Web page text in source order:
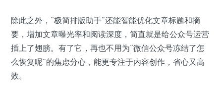
除此之外，“极简排版助手”还能智能优化文章标题和摘
要，增加文章曝光率和阅读深度，简直就是给公众号运营
插上了翅膀。有了它，再也不用为“微信公众号冻结了怎
么恢复呢”的焦虑分心，能更专注于内容创作，省心又高
效。